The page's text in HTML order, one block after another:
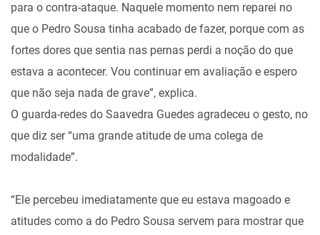
para o contra-ataque. Naquele momento nem reparei no
que o Pedro Sousa tinha acabado de fazer, porque com as
fortes dores que sentia nas pernas perdi a noção do que
estava a acontecer. Vou continuar em avaliação e espero
que não seja nada de grave”, explica.
O guarda-redes do Saavedra Guedes agradeceu o gesto, no
que diz ser “uma grande atitude de uma colega de
modalidade”.
“Ele percebeu imediatamente que eu estava magoado e
atitudes como a do Pedro Sousa servem para mostrar que